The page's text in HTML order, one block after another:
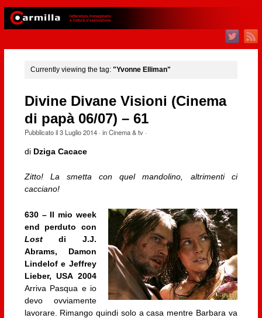
Currently viewing the tag: "Yvonne Elliman"
Divine Divane Visioni (Cinema
di papà 06/07) – 61
Pubblicato il3 Luglio 2014· inCinema & tv·
di Dziga Cacace
Zitto! La smetta con quel mandolino, altrimenti ci
cacciano!
630 – Il mio week
end perduto con
Lostdi J.J.
Abrams, Damon
Lindelof e Jeffrey
Lieber, USA 2004
Arriva Pasqua e io
devo ovviamente
lavorare. Rimango quindi solo a casa mentre Barbara va